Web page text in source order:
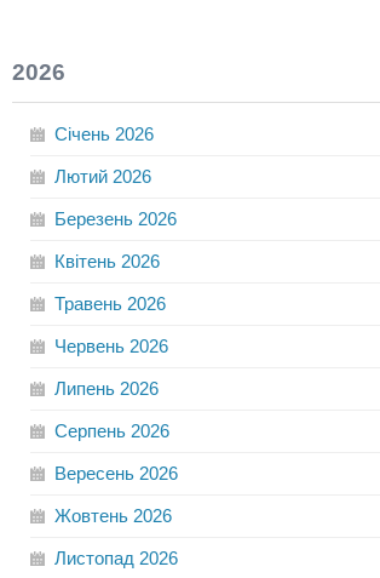
2026
Січень 2026
Лютий 2026
Березень 2026
Квітень 2026
Травень 2026
Червень 2026
Липень 2026
Серпень 2026
Вересень 2026
Жовтень 2026
Листопад 2026